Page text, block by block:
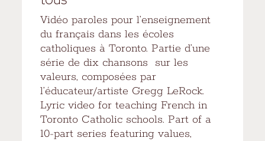
Vidéo paroles pour l’enseignement
du français dans les écoles
catholiques à Toronto. Partie d’une
série de dix chansons sur les
valeurs, composées par
l’éducateur/artiste Gregg LeRock.
Lyric video for teaching French in
Toronto Catholic schools. Part of a
10-part series featuring values,